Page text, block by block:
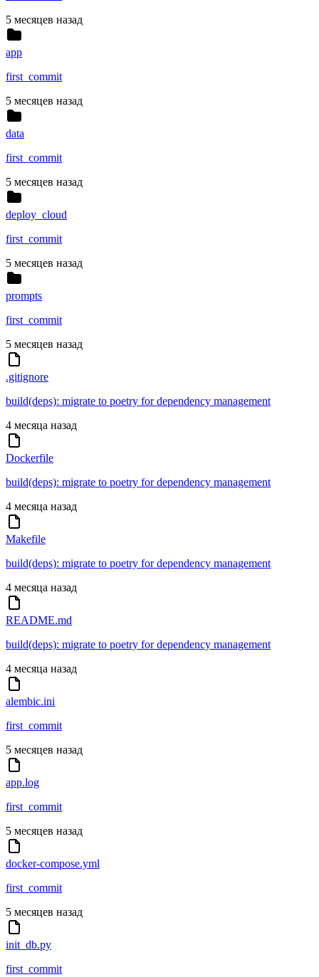
5 месяцев назад
app
first_commit
5 месяцев назад
data
first_commit
5 месяцев назад
deploy_cloud
first_commit
5 месяцев назад
prompts
first_commit
5 месяцев назад
.gitignore
build(deps): migrate to poetry for dependency management
4 месяца назад
Dockerfile
build(deps): migrate to poetry for dependency management
4 месяца назад
Makefile
build(deps): migrate to poetry for dependency management
4 месяца назад
README.md
build(deps): migrate to poetry for dependency management
4 месяца назад
alembic.ini
first_commit
5 месяцев назад
app.log
first_commit
5 месяцев назад
docker-compose.yml
first_commit
5 месяцев назад
init_db.py
first_commit